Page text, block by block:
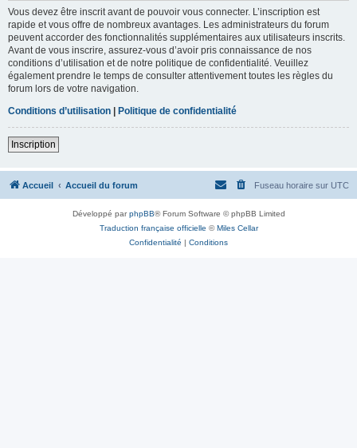
Vous devez être inscrit avant de pouvoir vous connecter. L’inscription est
rapide et vous offre de nombreux avantages. Les administrateurs du forum
peuvent accorder des fonctionnalités supplémentaires aux utilisateurs inscrits.
Avant de vous inscrire, assurez-vous d’avoir pris connaissance de nos
conditions d’utilisation et de notre politique de confidentialité. Veuillez
également prendre le temps de consulter attentivement toutes les règles du
forum lors de votre navigation.
Conditions d’utilisation | Politique de confidentialité
Inscription
Accueil Accueil du forum Fuseau horaire sur UTC
Développé parphpBB® Forum Software © phpBB Limited
Traduction française officielle ©Miles Cellar
Confidentialité | Conditions